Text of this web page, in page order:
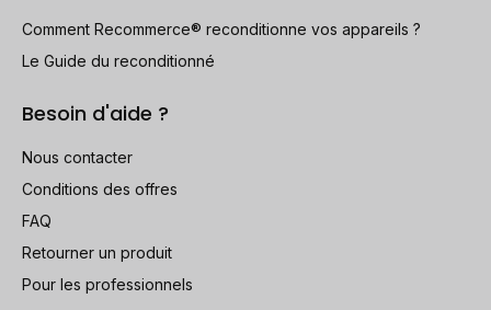
Comment Recommerce® reconditionne vos appareils ?
Le Guide du reconditionné
Besoin d'aide ?
Nous contacter
Conditions des offres
FAQ
Retourner un produit
Pour les professionnels